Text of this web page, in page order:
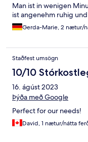
Man ist in wenigen
ist angenehm ruhig
Gerda-Marie, 2 nætur/
Staðfest umsögn
10/10
16. ágúst 2023
Þýða með Google
Perfect for our needs!
David, 1 nætur/nátta